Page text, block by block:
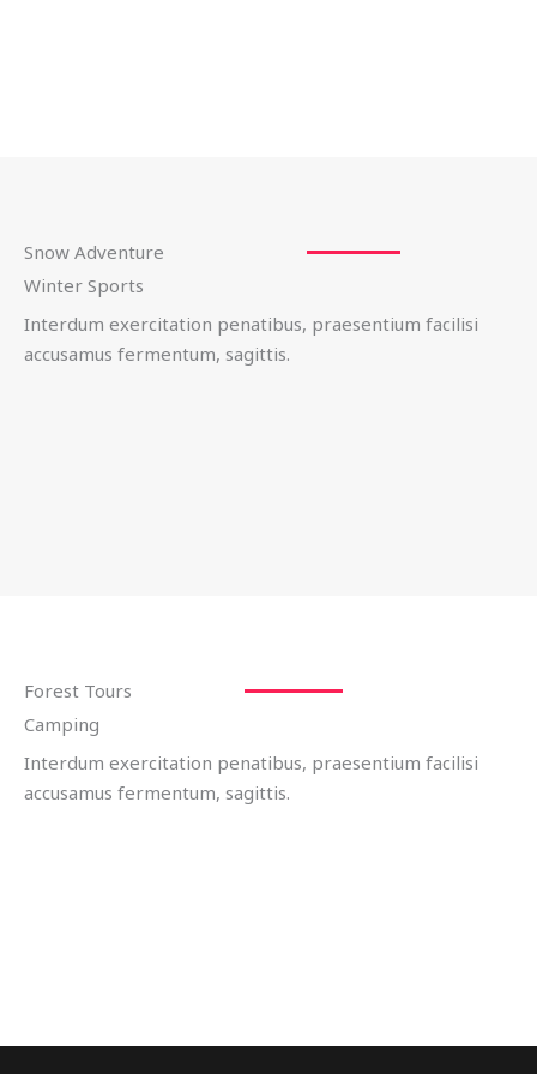
Snow Adventure
Winter Sports
Interdum exercitation penatibus, praesentium facilisi
accusamus fermentum, sagittis.
Forest Tours
Camping
Interdum exercitation penatibus, praesentium facilisi
accusamus fermentum, sagittis.